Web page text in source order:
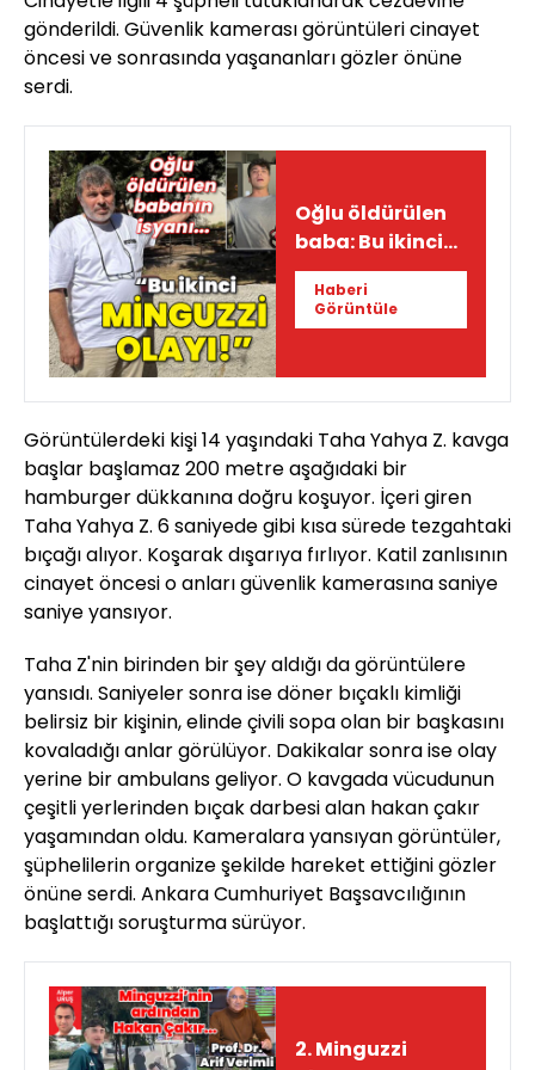
gönderildi. Güvenlik kamerası görüntüleri cinayet
öncesi ve sonrasında yaşananları gözler önüne
serdi.
Oğlu öldürülen
baba: Bu ikinci
Minguzzi olayı!
Haberi
Görüntüle
Görüntülerdeki kişi 14 yaşındaki Taha Yahya Z. kavga
başlar başlamaz 200 metre aşağıdaki bir
hamburger dükkanına doğru koşuyor. İçeri giren
Taha Yahya Z. 6 saniyede gibi kısa sürede tezgahtaki
bıçağı alıyor. Koşarak dışarıya fırlıyor. Katil zanlısının
cinayet öncesi o anları güvenlik kamerasına saniye
saniye yansıyor.
Taha Z'nin birinden bir şey aldığı da görüntülere
yansıdı. Saniyeler sonra ise döner bıçaklı kimliği
belirsiz bir kişinin, elinde çivili sopa olan bir başkasını
kovaladığı anlar görülüyor. Dakikalar sonra ise olay
yerine bir ambulans geliyor. O kavgada vücudunun
çeşitli yerlerinden bıçak darbesi alan hakan çakır
yaşamından oldu. Kameralara yansıyan görüntüler,
şüphelilerin organize şekilde hareket ettiğini gözler
önüne serdi. Ankara Cumhuriyet Başsavcılığının
başlattığı soruşturma sürüyor.
2. Minguzzi